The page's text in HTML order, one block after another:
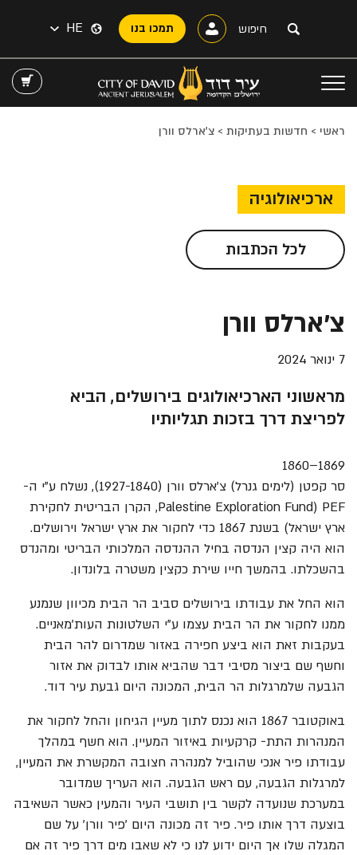
תמכו בנו HE
ראשי > חדשות בעתיקות > צ'ארלס וורן
ארכיאולוגיה
לכל הכתבות
צ'ארלס וורן
7 ינואר 2024
מראשוני הארכיאולוגים בירושלים, הביא
לפריצת דרך בזכות תגליותיו
1869
–
1860
סר קפטן (לימים גנרל) צ'ארלס וורן (1927-1840), נשלח ע"י ה-
PEF (Palestine Exploration Fund, הקרן הבריטית לחקירת
ארץ ישראל) בשנת 1867 כדי לחקור את ארץ ישראל וירושלים.
הוא היה קצין הנדסה בחיל ההנדסה המלכותי הבריטי ומהנדס
בהשכלתו. בהמשך חייו שירת כקצין משטרה בלונדון.
הוא החל את עבודתו בירושלים סביב הר הבית מכיוון שנמנע
ממנו לחקור את הר הבית עצמו ע"י השלטונות העות'מאניים.
בעקבות זאת הוא ביצע חפירה באזור שמדרום להר הבית
וחשף שם ביצור מסיבי דבר שהביא אותו לבדוק את אזור
הגבעה שלמרגלות הר הבית, המכונה היום גבעת עיר דוד.
באוקטובר 1867 הוא נכנס לתוך מעיין הגיחון והחל לחקור את
המנהרות התת- קרקעיות באיזור המעיין. הוא חשף במהלך
עבודתו פיר אנכי שהוביל למנהרה חצובה המקשרת את המעיין,
למרגלות הגבעה, עם ראש הגבעה. הוא העריך שמדובר
במערכת שנועדה לקשר בין תושבי העיר והמעין כאשר השאיבה
בוצעה דרך אותו פיר. פיר זה מכונה היום 'פיר וורן' על שם
המגלה שלו אך היום ידוע לנו כי לא שאבו מים דרך פיר זה אם